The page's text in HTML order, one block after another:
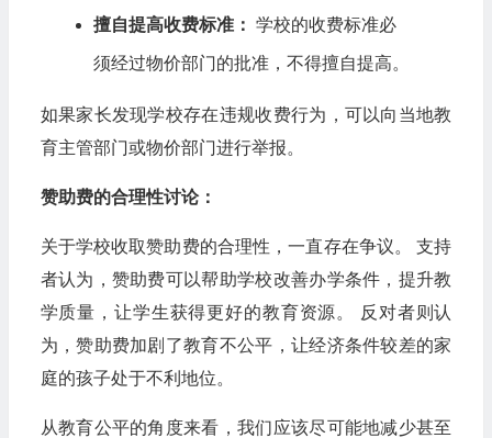
擅自提高收费标准： 学校的收费标准必
须经过物价部门的批准，不得擅自提高。
如果家长发现学校存在违规收费行为，可以向当地教
育主管部门或物价部门进行举报。
赞助费的合理性讨论：
关于学校收取赞助费的合理性，一直存在争议。 支持
者认为，赞助费可以帮助学校改善办学条件，提升教
学质量，让学生获得更好的教育资源。 反对者则认
为，赞助费加剧了教育不公平，让经济条件较差的家
庭的孩子处于不利地位。
从教育公平的角度来看，我们应该尽可能地减少甚至